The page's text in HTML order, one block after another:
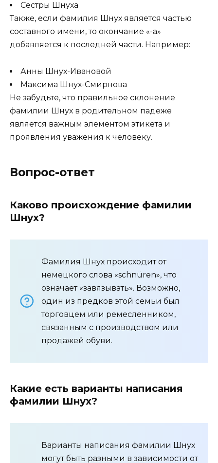
Сестры Шнуха
Также, если фамилия Шнух является частью
составного имени, то окончание «-а»
добавляется к последней части. Например:
Анны Шнух-Ивановой
Максима Шнух-Смирнова
Не забудьте, что правильное склонение
фамилии Шнух в родительном падеже
является важным элементом этикета и
проявления уважения к человеку.
Вопрос-ответ
Каково происхождение фамилии
Шнух?
Фамилия Шнух происходит от
немецкого слова «schnüren», что
означает «завязывать». Возможно,
один из предков этой семьи был
торговцем или ремесленником,
связанным с производством или
продажей обуви.
Какие есть варианты написания
фамилии Шнух?
Варианты написания фамилии Шнух
могут быть разными в зависимости от